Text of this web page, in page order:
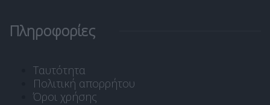
Πληροφορίες
Ταυτότητα
Πολιτική απορρήτου
Όροι χρήσης